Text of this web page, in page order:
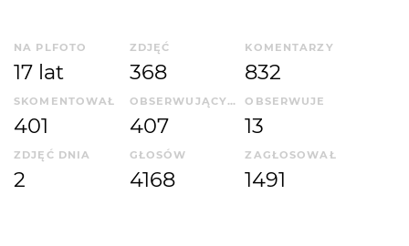
NA PLFOTO
17 lat
ZDJĘĆ
368
KOMENTARZY
832
SKOMENTOWAŁ
401
OBSERWUJĄCYCH
407
OBSERWUJE
13
ZDJĘĆ DNIA
2
GŁOSÓW
4168
ZAGŁOSOWAŁ
1491